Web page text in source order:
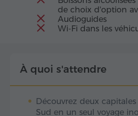
de choix d'option
Audioguides
Wi-Fi dans les
À quoi s'attendre
Découvrez deux
Sud en un seul voyage